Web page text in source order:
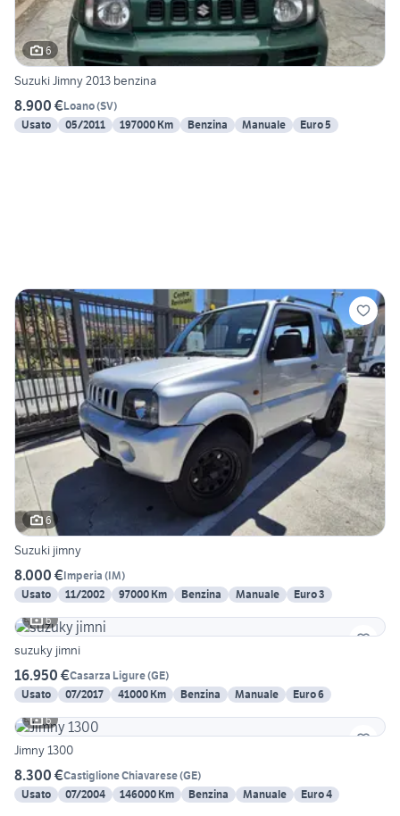
6
Suzuki Jimny 2013 benzina
8.900 €Loano(SV)
Usato
05/2011 197000 Km Benzina Manuale Euro 5
6
Suzuki jimny
8.000 €Imperia (IM)
Usato
11/2002 97000 Km Benzina Manuale
Euro 3
6
suzuky jimni
16.950 €Casarza Ligure(GE)
Usato
07/2017 41000 Km Benzina Manuale
Euro 6
6
Jimny 1300
8.300 €Castiglione Chiavarese(GE)
Usato
07/2004 146000 Km Benzina Manuale Euro 4